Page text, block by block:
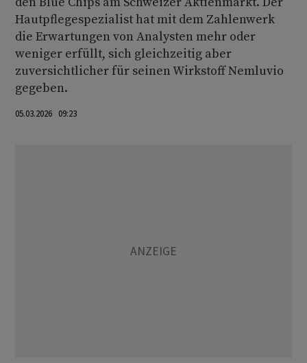
Hautpflegespezialist hat mit dem Zahlenwerk
die Erwartungen von Analysten mehr oder
weniger erfüllt, sich gleichzeitig aber
zuversichtlicher für seinen Wirkstoff Nemluvio
gegeben.
05.03.2026 09:23